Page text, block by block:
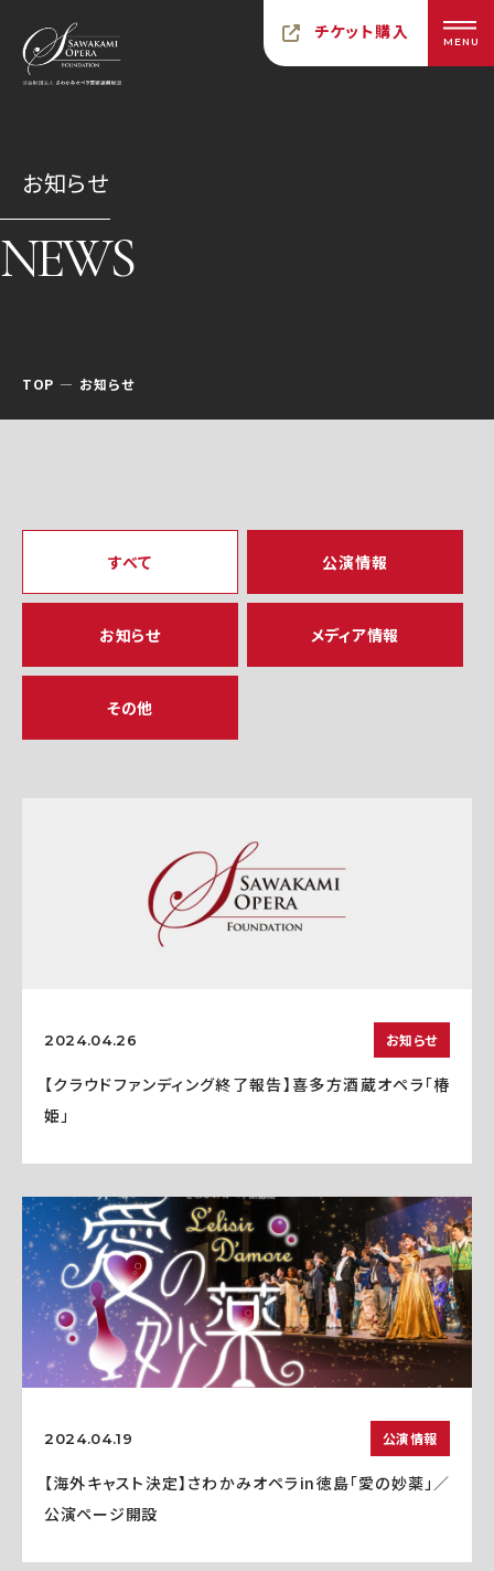
チケット購入 MENU
お知らせ
NEWS
TOP お知らせ
すべて 公演情報
お知らせ メディア情報
その他
2024.04.26 お知らせ
【クラウドファンディング終了報告】喜多方酒蔵オペラ「椿
姫」
2024.04.19 公演情報
【海外キャスト決定】さわかみオペラin徳島「愛の妙薬」／
公演ページ開設